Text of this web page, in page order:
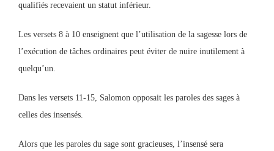
qualifiés recevaient un statut inférieur.
Les versets 8 à 10 enseignent que l’utilisation de la sagesse lors de
l’exécution de tâches ordinaires peut éviter de nuire inutilement à
quelqu’un.
Dans les versets 11-15, Salomon opposait les paroles des sages à
celles des insensés.
Alors que les paroles du sage sont gracieuses, l’insensé sera